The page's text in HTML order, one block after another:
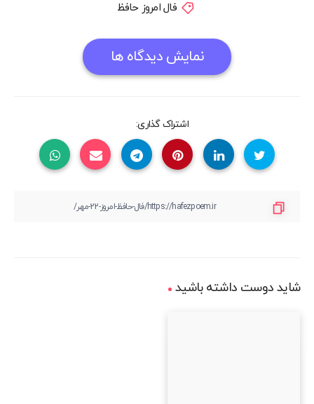
فال امروز حافظ
نمایش دیدگاه ها
اشتراک گذاری:
شاید دوست داشته باشید